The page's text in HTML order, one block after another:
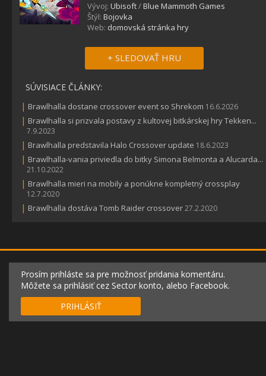
Vývoj: Ubisoft/Blue Mammoth Games
Štýl: Bojovka
Web: domovská stránka hry
+ SLEDOVAŤ HRU
SÚVISIACE ČLÁNKY:
| Brawlhalla dostane crossover event so Shrekom 16.6.2026
| Brawlhalla si prizvala postavy z kultovej bitkárskej hry Tekken...
7.9.2023
| Brawlhalla predstavila Halo Crossover update 18.6.2023
| Brawlhalla-vania priviedla do bitky Simona Belmonta a Alucarda...
21.10.2022
| Brawlhalla mieri na mobily a ponúkne kompletný crossplay
12.7.2020
| Brawlhalla dostáva Tomb Raider crossover27.2.2020
Prosím prihláste sa pre možnosť pridania komentáru.
Môžete sa prihlásiť cez Sector konto, alebo Facebook.
PRIHLÁSIŤ